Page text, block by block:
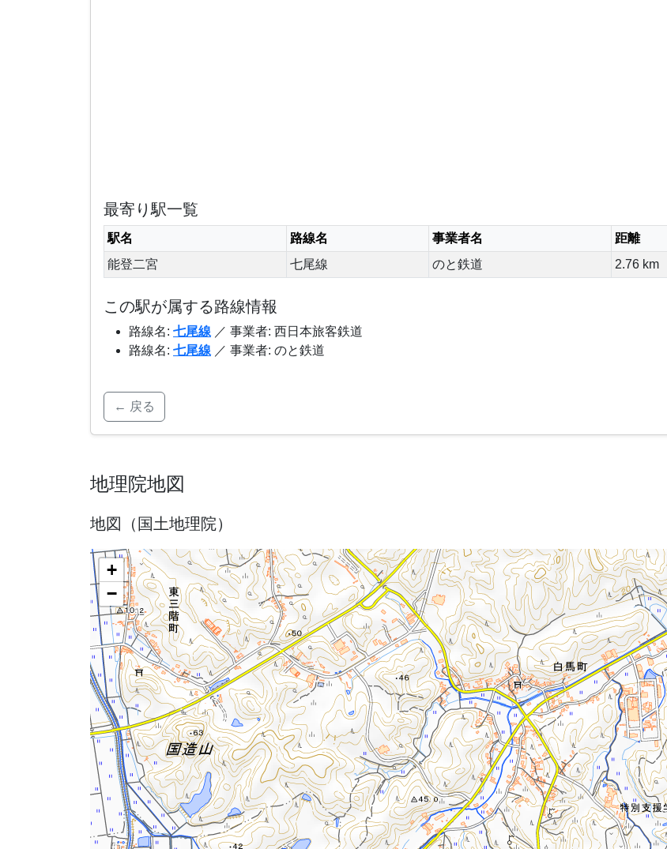
最寄り駅一覧
駅名 路線名 事業者名 距離
能登二宮
七尾線 のと鉄道 2.76 km
この駅が属する路線情報
路線名: 七尾線 ／ 事業者: 西日本旅客鉄道
路線名: 七尾線 ／ 事業者: のと鉄道
← 戻る
地理院地図
地図（国土地理院）
+
−